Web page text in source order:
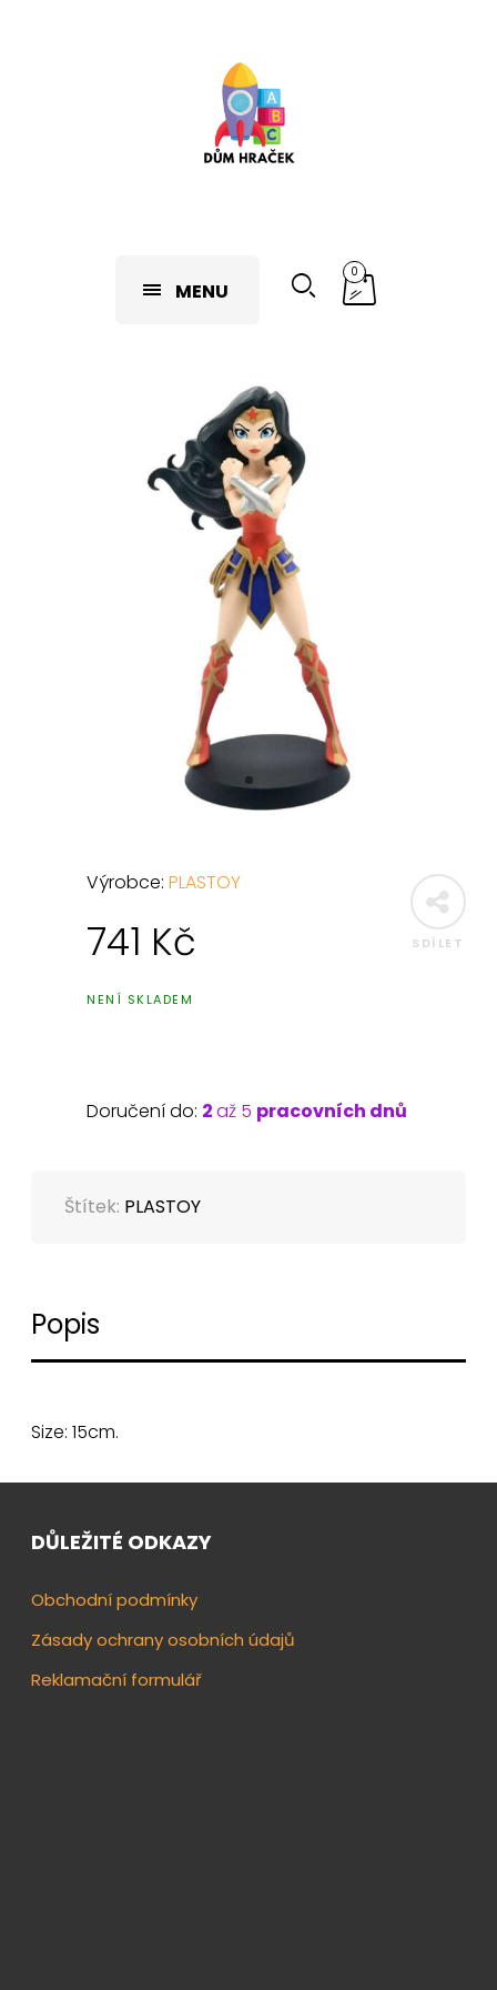
MENU
0
SDÍLET
Výrobce:PLASTOY
741 Kč
NENÍ SKLADEM
Doručení do: 2až 5 pracovních dnů
Štítek: PLASTOY
Popis
Size: 15cm.
DŮLEŽITÉ ODKAZY
Obchodní podmínky
Zásady ochrany osobních údajů
Reklamační formulář